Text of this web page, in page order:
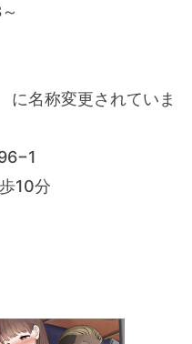
名称変更されていま
10分